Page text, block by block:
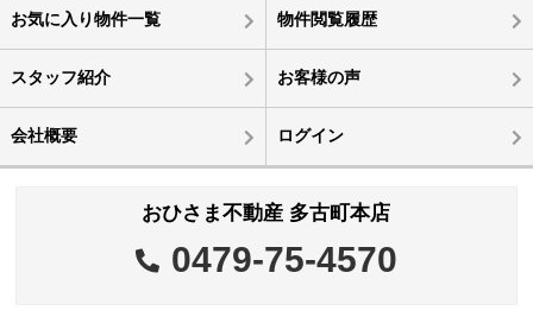
お気に入り物件一覧 物件閲覧履歴
スタッフ紹介 お客様の声
会社概要 ログイン
おひさま不動産 多古町本店
0479-75-4570